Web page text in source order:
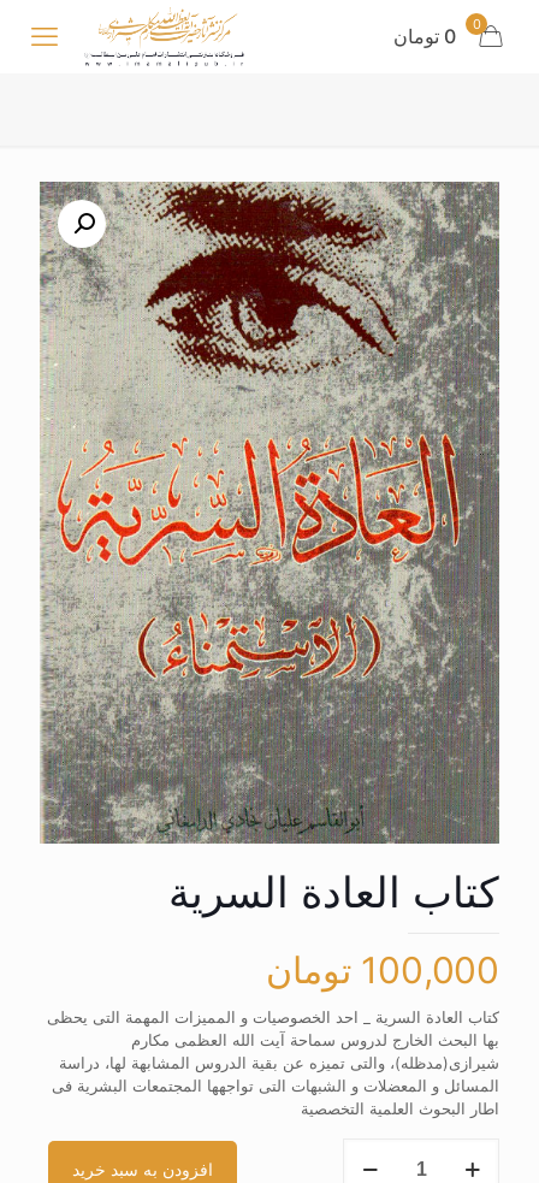
0 0 تومان
کتاب العادة السریة
100,000 تومان
کتاب العادة السریة _ احد الخصوصیات و الممیزات المهمة التی یحظی
بها البحث الخارج لدروس سماحة آیت الله العظمی مکارم
شیرازی(مدظله)، والتی تمیزه عن بقیة الدروس المشابهة لها، دراسة
المسائل و المعضلات و الشبهات التی تواجهها المجتمعات البشریة فی
اطار البحوث العلمیة التخصصیة
العادة
افزودن به سبد خرید